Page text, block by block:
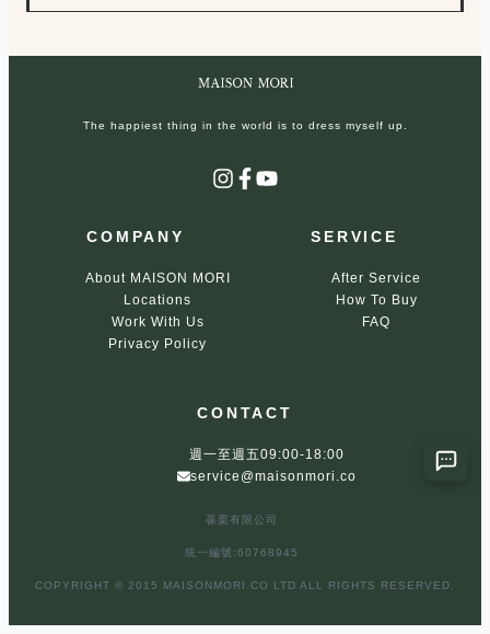
The happiest thing in the world is to dress myself up.
Instagram
Facebook
YouTube
COMPANY
About MAISON MORI
Locations
Work With Us
Privacy Policy
SERVICE
After Service
How To Buy
FAQ
CONTACT
週一至週五09:00-18:00
service@maisonmori.co
葆栗有限公司
統一編號:60768945
COPYRIGHT © 2015 MAISONMORI.CO LTD ALL RIGHTS RESERVED.